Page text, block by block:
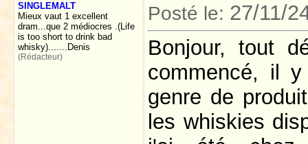
SINGLEMALT
Mieux vaut 1 excellent
dram...que 2 médiocres .(Life
is too short to drink bad
whisky).......Denis
(Rédacteur)
Posté le: 27/11/
Bonjour, tout
commencé, il
genre de
les whiskies